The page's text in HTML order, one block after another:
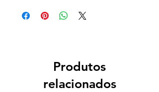
Produtos
relacionados